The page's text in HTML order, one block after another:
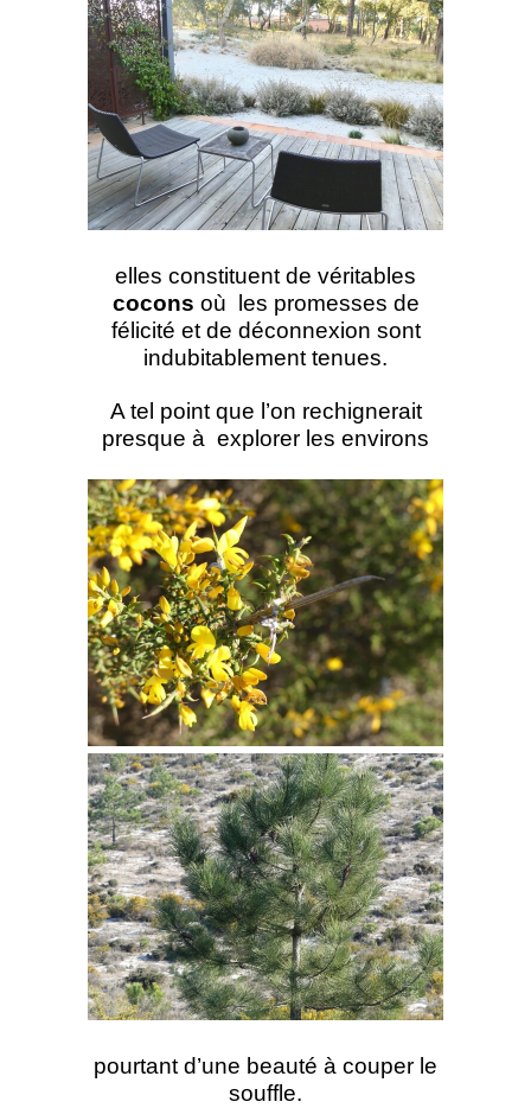
elles constituent de véritables
cocons où les promesses de
félicité et de déconnexion sont
indubitablement tenues.
A tel point que l’on rechignerait
presque à explorer les environs
pourtant d’une beauté à couper le
souffle.